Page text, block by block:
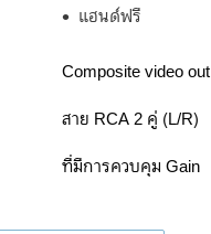
แฮนด์ฟรี
Composite video out
สาย RCA 2 คู่ (L/R)
ที่มีการควบคุม Gain